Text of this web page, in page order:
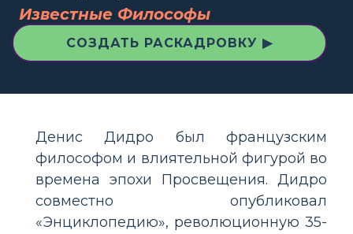
Известные Философы
СОЗДАТЬ РАСКАДРОВКУ ▶
Денис Дидро был французским
философом и влиятельной фигурой во
времена эпохи Просвещения. Дидро
совместно опубликовал
«Энциклопедию», революционную 35-